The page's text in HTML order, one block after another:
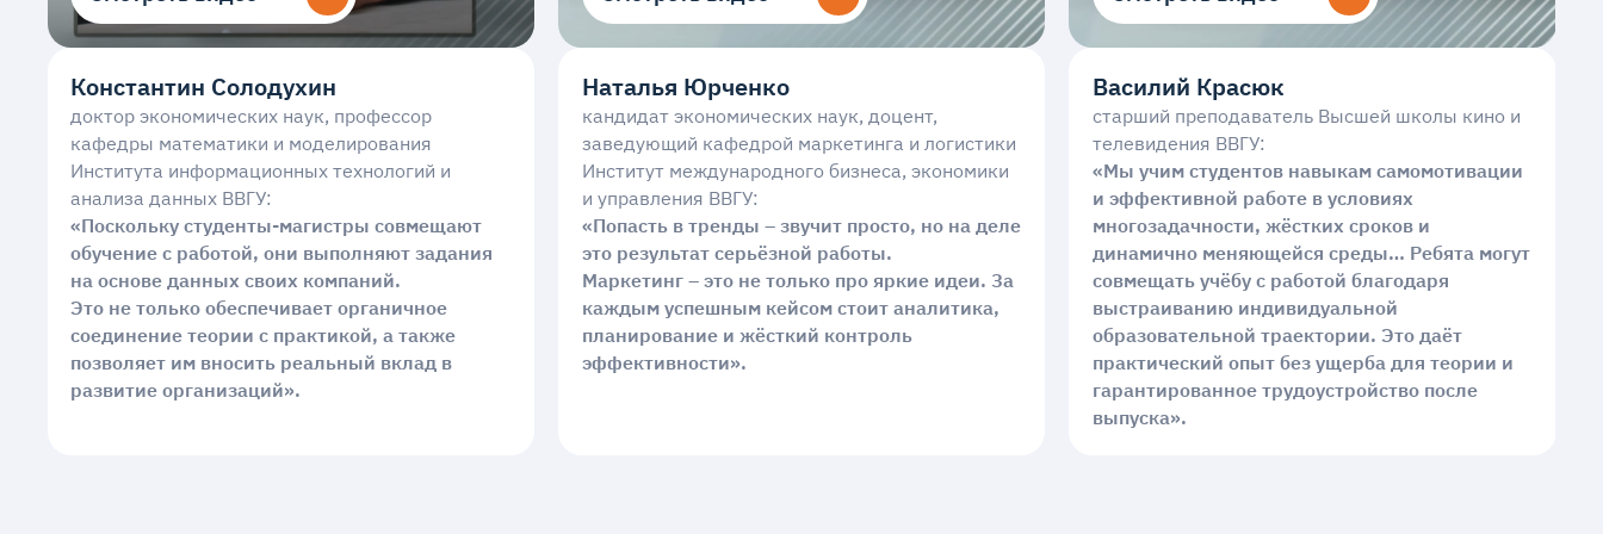
Константин Солодухин
доктор экономических наук, профессор
кафедры математики и моделирования
Института информационных технологий и
анализа данных ВВГУ:
«Поскольку студенты-магистры совмещают
обучение с работой, они выполняют задания
на основе данных своих компаний.
Это не только обеспечивает органичное
соединение теории с практикой, а также
позволяет им вносить реальный вклад в
развитие организаций».
Наталья Юрченко
кандидат экономических наук, доцент,
заведующий кафедрой маркетинга и логистики
Институт международного бизнеса, экономики
и управления ВВГУ:
«Попасть в тренды – звучит просто, но на деле
это результат серьёзной работы.
Маркетинг – это не только про яркие идеи. За
каждым успешным кейсом стоит аналитика,
планирование и жёсткий контроль
эффективности».
Василий Красюк
старший преподаватель Высшей школы кино и
телевидения ВВГУ:
«Мы учим студентов навыкам самомотивации
и эффективной работе в условиях
многозадачности, жёстких сроков и
динамично меняющейся среды… Ребята могут
совмещать учёбу с работой благодаря
выстраиванию индивидуальной
образовательной траектории. Это даёт
практический опыт без ущерба для теории и
гарантированное трудоустройство после
выпуска».